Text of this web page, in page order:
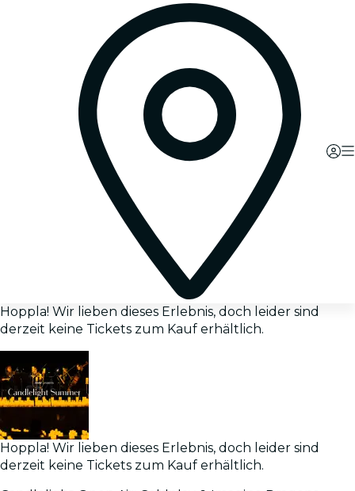
Hoppla! Wir lieben dieses Erlebnis, doch leider sind
derzeit keine Tickets zum Kauf erhältlich.
Hoppla! Wir lieben dieses Erlebnis, doch leider sind
derzeit keine Tickets zum Kauf erhältlich.